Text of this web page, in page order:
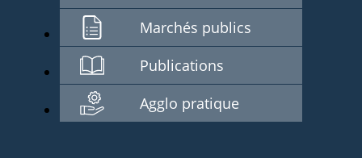
Marchés publics
Publications
Agglo pratique